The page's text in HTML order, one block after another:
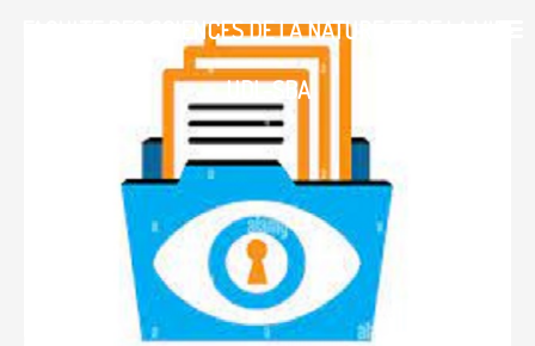
FACULTE DES SCIENCES DE LA NATURE ET DE LA VIE-
UDL-SBA